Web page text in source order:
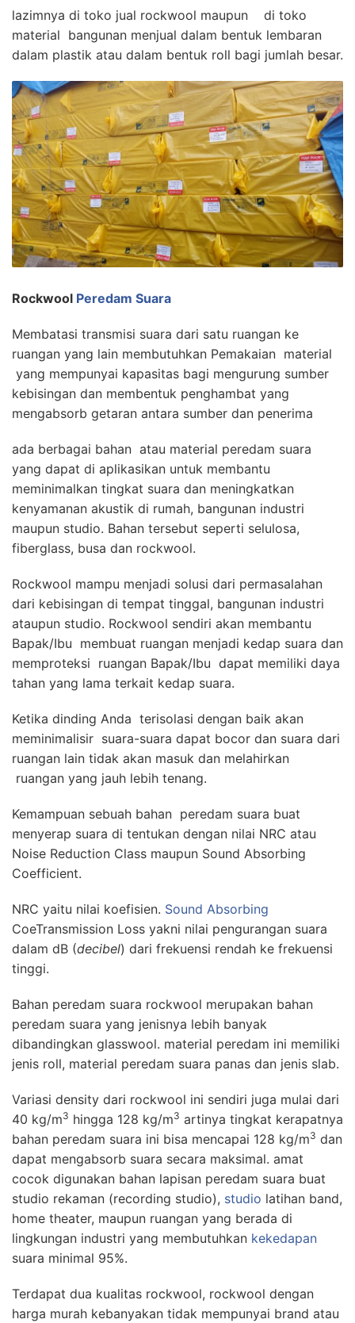
lazimnya di toko jual rockwool maupun di toko
material bangunan menjual dalam bentuk lembaran
dalam plastik atau dalam bentuk roll bagi jumlah besar.
Rockwool Peredam Suara
Membatasi transmisi suara dari satu ruangan ke
ruangan yang lain membutuhkan Pemakaian material
yang mempunyai kapasitas bagi mengurung sumber
kebisingan dan membentuk penghambat yang
mengabsorb getaran antara sumber dan penerima
ada berbagai bahan atau material peredam suara
yang dapat di aplikasikan untuk membantu
meminimalkan tingkat suara dan meningkatkan
kenyamanan akustik di rumah, bangunan industri
maupun studio. Bahan tersebut seperti selulosa,
fiberglass, busa dan rockwool.
Rockwool mampu menjadi solusi dari permasalahan
dari kebisingan di tempat tinggal, bangunan industri
ataupun studio. Rockwool sendiri akan membantu
Bapak/Ibu membuat ruangan menjadi kedap suara dan
memproteksi ruangan Bapak/Ibu dapat memiliki daya
tahan yang lama terkait kedap suara.
Ketika dinding Anda terisolasi dengan baik akan
meminimalisir suara-suara dapat bocor dan suara dari
ruangan lain tidak akan masuk dan melahirkan
ruangan yang jauh lebih tenang.
Kemampuan sebuah bahan peredam suara buat
menyerap suara di tentukan dengan nilai NRC atau
Noise Reduction Class maupun Sound Absorbing
Coefficient.
NRC yaitu nilai koefisien. Sound Absorbing
CoeTransmission Loss yakni nilai pengurangan suara
dalam dB (decibel) dari frekuensi rendah ke frekuensi
tinggi.
Bahan peredam suara rockwool merupakan bahan
peredam suara yang jenisnya lebih banyak
dibandingkan glasswool. material peredam ini memiliki
jenis roll, material peredam suara panas dan jenis slab.
Variasi density dari rockwool ini sendiri juga mulai dari
40 kg/m3 hingga 128 kg/m3 artinya tingkat kerapatnya
bahan peredam suara ini bisa mencapai 128 kg/m3 dan
dapat mengabsorb suara secara maksimal. amat
cocok digunakan bahan lapisan peredam suara buat
studio rekaman (recording studio), studio latihan band,
home theater, maupun ruangan yang berada di
lingkungan industri yang membutuhkan kekedapan
suara minimal 95%.
Terdapat dua kualitas rockwool, rockwool dengan
harga murah kebanyakan tidak mempunyai brand atau